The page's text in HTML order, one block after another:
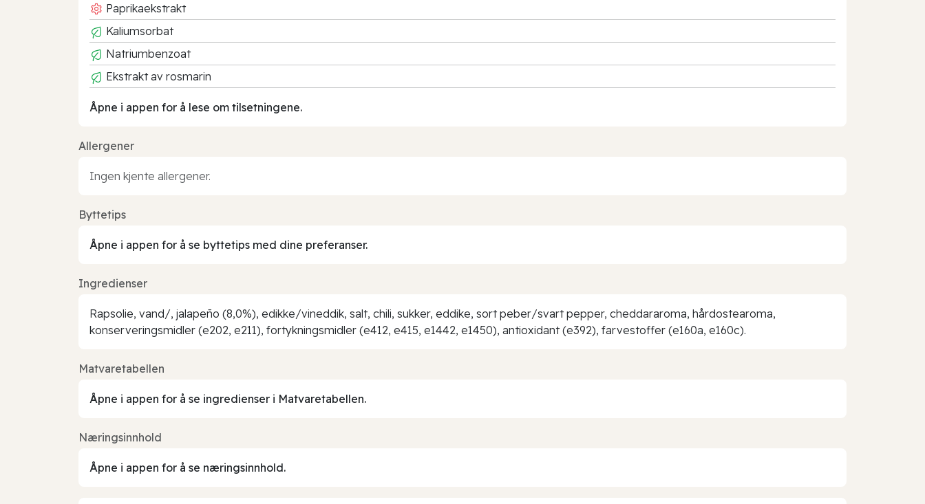
Paprikaekstrakt
Kaliumsorbat
Natriumbenzoat
Ekstrakt av rosmarin
Åpne i appen for å lese om tilsetningene.
Allergener
Ingen kjente allergener.
Byttetips
Åpne i appen for å se byttetips med dine preferanser.
Ingredienser
Rapsolie, vand/, jalapeño (8,0%), edikke/vineddik, salt, chili, sukker, eddike, sort peber/svart pepper, cheddararoma, hårdostearoma,
konserveringsmidler (e202, e211), fortykningsmidler (e412, e415, e1442, e1450), antioxidant (e392), farvestoffer (e160a, e160c).
Matvaretabellen
Åpne i appen for å se ingredienser i Matvaretabellen.
Næringsinnhold
Åpne i appen for å se næringsinnhold.